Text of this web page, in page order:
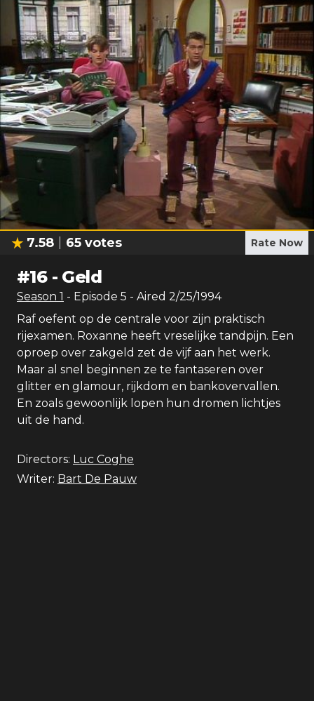
7.58 65 votes Rate Now
#16- Geld
Season 1 - Episode 5 - Aired 2/25/1994
Raf oefent op de centrale voor zijn praktisch
rijexamen. Roxanne heeft vreselijke tandpijn. Een
oproep over zakgeld zet de vijf aan het werk.
Maar al snel beginnen ze te fantaseren over
glitter en glamour, rijkdom en bankovervallen.
En zoals gewoonlijk lopen hun dromen lichtjes
uit de hand.
Directors: Luc Coghe
Writer: Bart De Pauw